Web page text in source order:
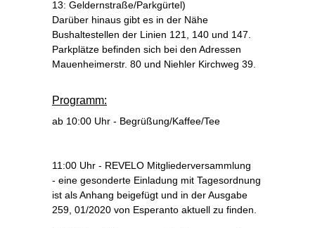
13: Geldernstraße/Parkgürtel)
Darüber hinaus gibt es in der Nähe
Bushaltestellen der Linien 121, 140 und 147.
Parkplätze befinden sich bei den Adressen
Mauenheimerstr. 80 und Niehler Kirchweg 39.
Programm:
ab 10:00 Uhr - Begrüßung/Kaffee/Tee
11:00 Uhr - REVELO Mitgliederversammlung
- eine gesonderte Einladung mit Tagesordnung
ist als Anhang beigefügt und in der Ausgabe
259, 01/2020 von Esperanto aktuell zu finden.